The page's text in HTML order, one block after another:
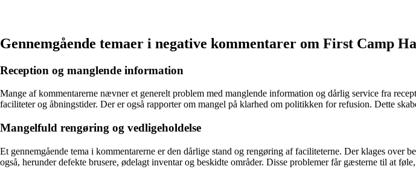
Gennemgående temaer i negative kommentarer om First Camp
Reception og manglende information
Mange af kommentarerne nævner et generelt problem med manglende information og dårlig service fra
faciliteter og åbningstider. Der er også rapporter om mangel på klarhed om politikken for refusion. Dette
Mangelfuld rengøring og vedligeholdelse
Et gennemgående tema i kommentarerne er den dårlige stand og rengøring af faciliteterne. Der klages
også, herunder defekte brusere, ødelagt inventar og beskidte områder. Disse problemer får gæsterne til at